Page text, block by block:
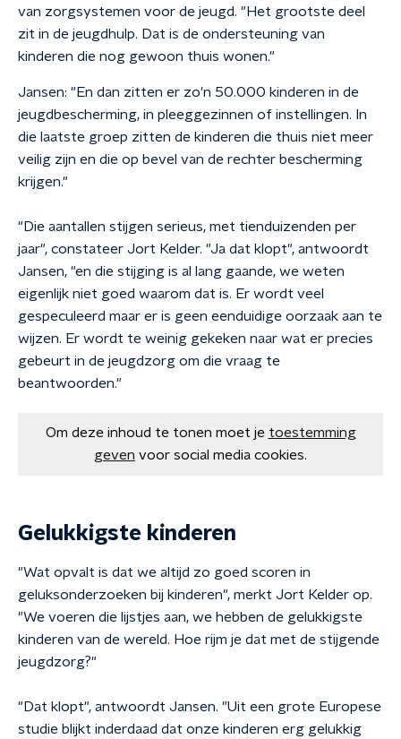
van zorgsystemen voor de jeugd. "Het grootste deel
zit in de jeugdhulp. Dat is de ondersteuning van
kinderen die nog gewoon thuis wonen."
Jansen: "En dan zitten er zo'n 50.000 kinderen in de
jeugdbescherming, in pleeggezinnen of instellingen. In
die laatste groep zitten de kinderen die thuis niet meer
veilig zijn en die op bevel van de rechter bescherming
krijgen."
"Die aantallen stijgen serieus, met tienduizenden per
jaar", constateer Jort Kelder. "Ja dat klopt", antwoordt
Jansen, "en die stijging is al lang gaande, we weten
eigenlijk niet goed waarom dat is. Er wordt veel
gespeculeerd maar er is geen eenduidige oorzaak aan te
wijzen. Er wordt te weinig gekeken naar wat er precies
gebeurt in de jeugdzorg om die vraag te
beantwoorden."
Om deze inhoud te tonen moet je toestemming
geven voor social media cookies.
Gelukkigste kinderen
"Wat opvalt is dat we altijd zo goed scoren in
geluksonderzoeken bij kinderen", merkt Jort Kelder op.
"We voeren die lijstjes aan, we hebben de gelukkigste
kinderen van de wereld. Hoe rijm je dat met de stijgende
jeugdzorg?"
"Dat klopt", antwoordt Jansen. "Uit een grote Europese
studie blijkt inderdaad dat onze kinderen erg gelukkig